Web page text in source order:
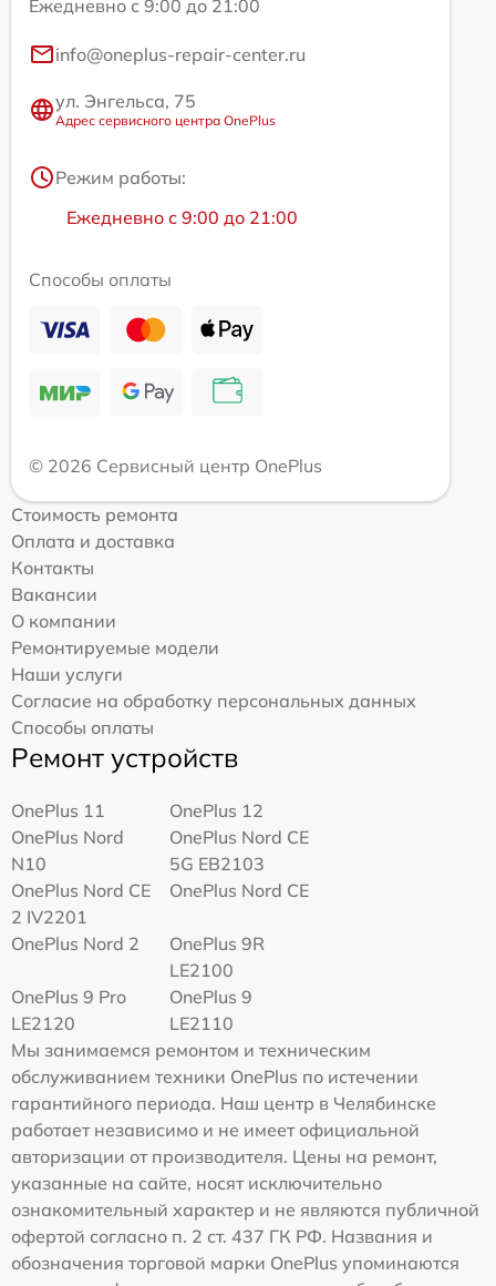
Ежедневно с 9:00 до 21:00
info@oneplus-repair-center.ru
ул. Энгельса, 75
Адрес сервисного центра OnePlus
Режим работы:
Ежедневно с 9:00 до 21:00
Способы оплаты
© 2026 Сервисный центр OnePlus
Стоимость ремонта
Оплата и доставка
Контакты
Вакансии
О компании
Ремонтируемые модели
Наши услуги
Согласие на обработку персональных данных
Способы оплаты
Ремонт устройств
OnePlus 11
OnePlus 12
OnePlus Nord
N10
OnePlus Nord CE
5G EB2103
OnePlus Nord CE
2 IV2201
OnePlus Nord CE
OnePlus Nord 2
OnePlus 9R
LE2100
OnePlus 9 Pro
LE2120
OnePlus 9
LE2110
Мы занимаемся ремонтом и техническим
обслуживанием техники OnePlus по истечении
гарантийного периода. Наш центр в Челябинске
работает независимо и не имеет официальной
авторизации от производителя. Цены на ремонт,
указанные на сайте, носят исключительно
ознакомительный характер и не являются публичной
офертой согласно п. 2 ст. 437 ГК РФ. Названия и
обозначения торговой марки OnePlus упоминаются